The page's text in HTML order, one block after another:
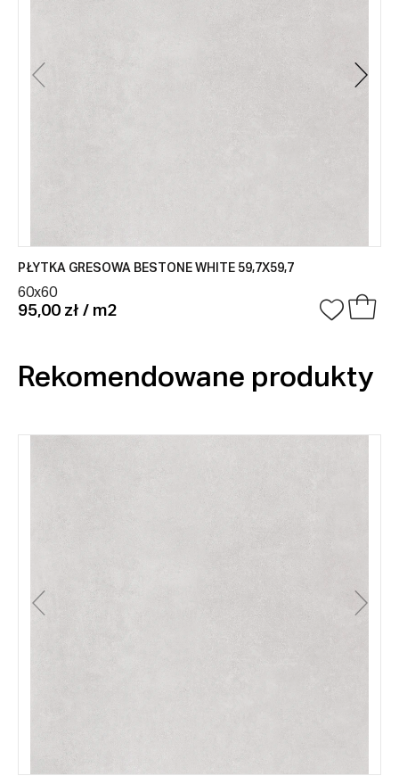
PŁYTKA GRESOWA BESTONE WHITE 59,7X59,7
60x60
95,00 zł / m2
Rekomendowane produkty